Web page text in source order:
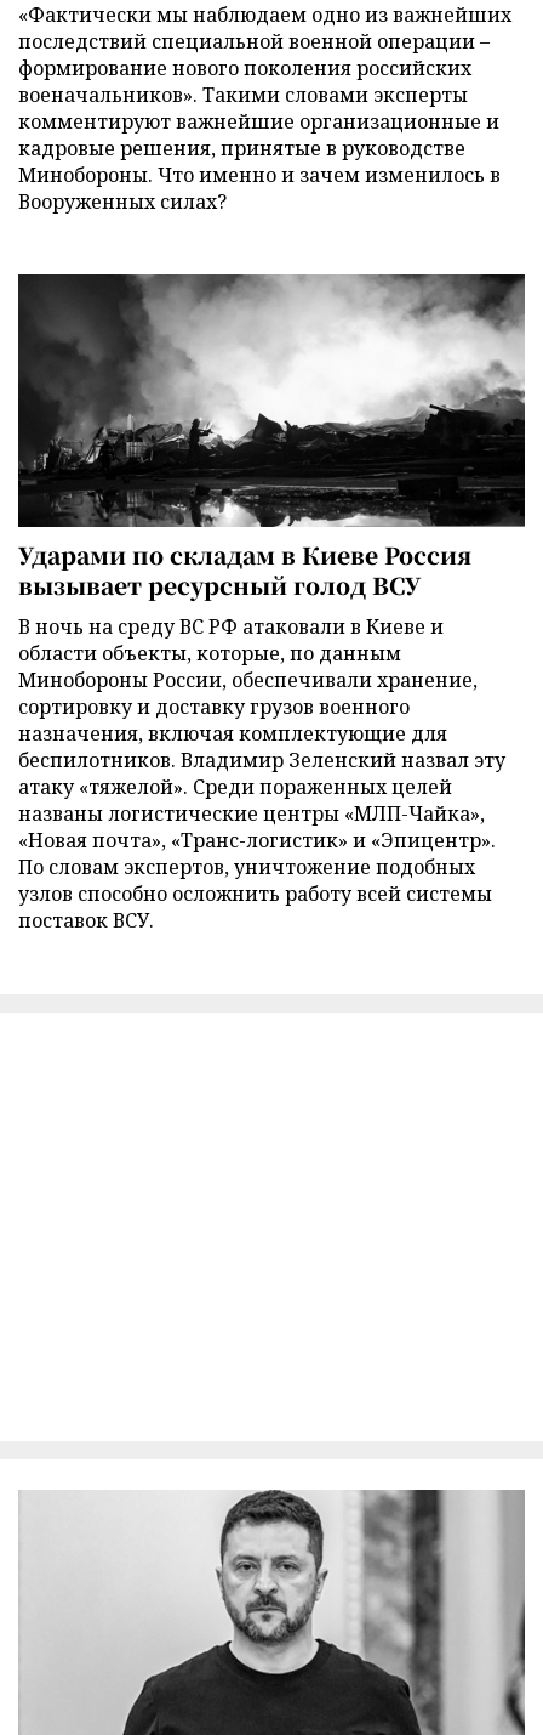
«Фактически мы наблюдаем одно из важнейших
последствий специальной военной операции –
формирование нового поколения российских
военачальников». Такими словами эксперты
комментируют важнейшие организационные и
кадровые решения, принятые в руководстве
Минобороны. Что именно и зачем изменилось в
Вооруженных силах?
Ударами по складам в Киеве Россия
вызывает ресурсный голод ВСУ
В ночь на среду ВС РФ атаковали в Киеве и
области объекты, которые, по данным
Минобороны России, обеспечивали хранение,
сортировку и доставку грузов военного
назначения, включая комплектующие для
беспилотников. Владимир Зеленский назвал эту
атаку «тяжелой». Среди пораженных целей
названы логистические центры «МЛП-Чайка»,
«Новая почта», «Транс-логистик» и «Эпицентр».
По словам экспертов, уничтожение подобных
узлов способно осложнить работу всей системы
поставок ВСУ.